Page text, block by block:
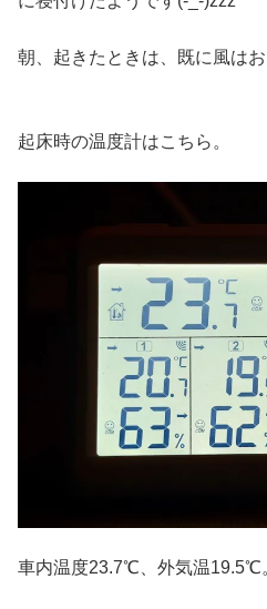
朝、起きたときは、既に風はお
起床時の温度計はこちら。
車内温度23.7℃、外気温19.5℃